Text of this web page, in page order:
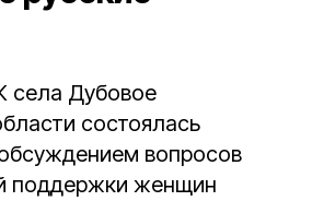
села Дубовое
состоялась
вопросов
поддержки женщин